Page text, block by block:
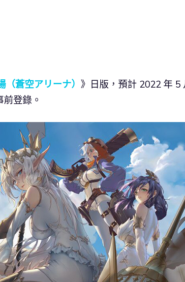
（蒼空アリーナ） 》日版，預計 2022 年 5
登錄。